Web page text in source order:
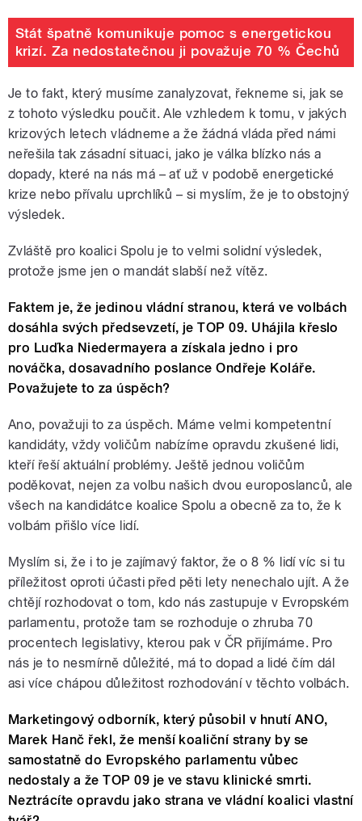
Stát špatně komunikuje pomoc s energetickou
krizí. Za nedostatečnou ji považuje 70 % Čechů
Je to fakt, který musíme zanalyzovat, řekneme si, jak se
z tohoto výsledku poučit. Ale vzhledem k tomu, v jakých
krizových letech vládneme a že žádná vláda před námi
neřešila tak zásadní situaci, jako je válka blízko nás a
dopady, které na nás má – ať už v podobě energetické
krize nebo přívalu uprchlíků – si myslím, že je to obstojný
výsledek.
Zvláště pro koalici Spolu je to velmi solidní výsledek,
protože jsme jen o mandát slabší než vítěz.
Faktem je, že jedinou vládní stranou, která ve volbách
dosáhla svých předsevzetí, je TOP 09. Uhájila křeslo
pro Luďka Niedermayera a získala jedno i pro
nováčka, dosavadního poslance Ondřeje Koláře.
Považujete to za úspěch?
Ano, považuji to za úspěch. Máme velmi kompetentní
kandidáty, vždy voličům nabízíme opravdu zkušené lidi,
kteří řeší aktuální problémy. Ještě jednou voličům
poděkovat, nejen za volbu našich dvou europoslanců, ale
všech na kandidátce koalice Spolu a obecně za to, že k
volbám přišlo více lidí.
Myslím si, že i to je zajímavý faktor, že o 8 % lidí víc si tu
příležitost oproti účasti před pěti lety nenechalo ujít. A že
chtějí rozhodovat o tom, kdo nás zastupuje v Evropském
parlamentu, protože tam se rozhoduje o zhruba 70
procentech legislativy, kterou pak v ČR přijímáme. Pro
nás je to nesmírně důležité, má to dopad a lidé čím dál
asi více chápou důležitost rozhodování v těchto volbách.
Marketingový odborník, který působil v hnutí ANO,
Marek Hanč řekl, že menší koaliční strany by se
samostatně do Evropského parlamentu vůbec
nedostaly a že TOP 09 je ve stavu klinické smrti.
Neztrácíte opravdu jako strana ve vládní koalici vlastní